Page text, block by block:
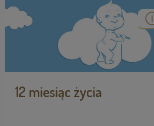
12 miesiąc życia